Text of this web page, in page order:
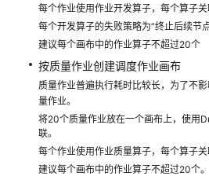
管
理
服
台
决
方
案
每个作业使用作业开发算子，每个算子
每个开发算子的失败策略为“终止后续节
建议每个画布中的作业算子不超过20个
按质量作业创建调度作业画布
质量作业普遍执行耗时比较长，为了不
量作业。
将20个质量作业放在一个画布上，使用
联。
每个作业使用作业质量算子，每个算子关
建议每个画布中的作业算子不超过20个。